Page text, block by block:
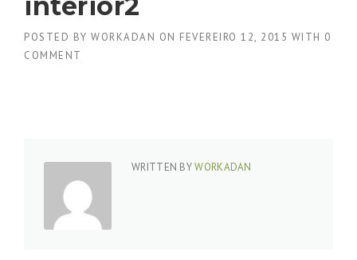
POSTED BY WORKADAN ON FEVEREIRO 12, 2015 WITH 0
COMMENT
WRITTEN BYWORKADAN